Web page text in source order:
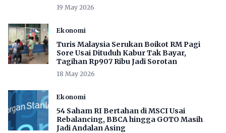
19 May 2026
Ekonomi
Turis Malaysia Serukan Boikot RM Pagi
Sore Usai Dituduh Kabur Tak Bayar,
Tagihan Rp907 Ribu Jadi Sorotan
18 May 2026
Ekonomi
54 Saham RI Bertahan di MSCI Usai
Rebalancing, BBCA hingga GOTO Masih
Jadi Andalan Asing